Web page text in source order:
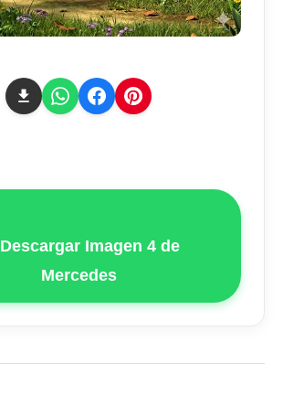
Descargar Imagen 4 de
Mercedes